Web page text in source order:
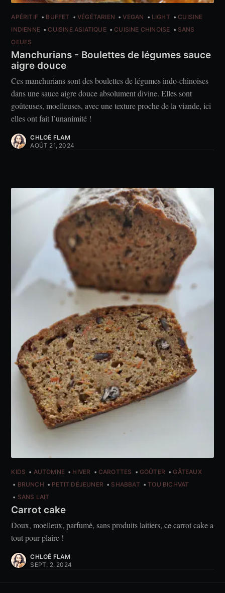
APÉRITIF BUFFET VÉGÉTARIEN VEGAN LIGHT
CUISINE
INDIENNE
CUISINE ASIATIQUE CUISINE CHINOISE
SANS
OEUFS
Manchurians - Boulettes de légumes sauce
aigre douce
Ces manchurians sont des boulettes de légumes indo-chinoises
dans une sauce aigre douce absolument divine. Elles sont
goûteuses, moelleuses, avec une texture proche de la viande, ici
elles ont fait l’unanimité !
CHLOÉ FLAM
AOÛT 21, 2024
KIDS AUTOMNE HIVER CAROTTES GOÛTER
GÂTEAUX
BRUNCH
PETIT DÉJEUNER SHABBAT
TOU BICHVAT
SANS LAIT
Carrot cake
Doux, moelleux, parfumé, sans produits laitiers, ce carrot cake a
tout pour plaire !
CHLOÉ FLAM
SEPT. 2, 2024